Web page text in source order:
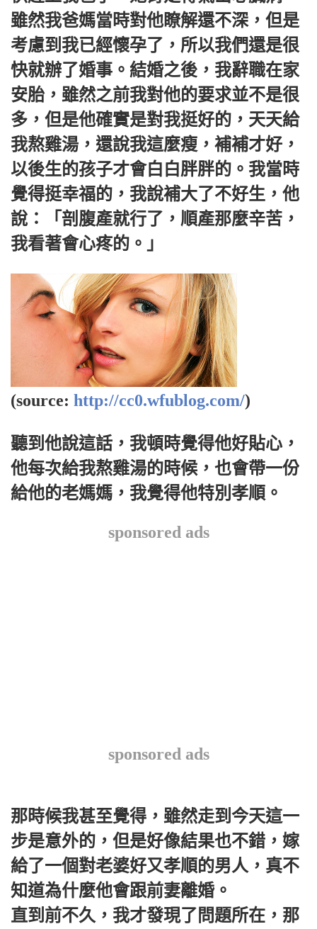
雖然我爸媽當時對他瞭解還不深，但是
考慮到我已經懷孕了，所以我們還是很
快就辦了婚事。結婚之後，我辭職在家
安胎，雖然之前我對他的要求並不是很
多，但是他確實是對我挺好的，天天給
我熬雞湯，還說我這麼瘦，補補才好，
以後生的孩子才會白白胖胖的。我當時
覺得挺幸福的，我說補大了不好生，他
說：「剖腹產就行了，順產那麼辛苦，
我看著會心疼的。」
(source: http://cc0.wfublog.com/)
聽到他說這話，我頓時覺得他好貼心，
他每次給我熬雞湯的時候，也會帶一份
給他的老媽媽，我覺得他特別孝順。
sponsored ads
sponsored ads
那時候我甚至覺得，雖然走到今天這一
步是意外的，但是好像結果也不錯，嫁
給了一個對老婆好又孝順的男人，真不
知道為什麼他會跟前妻離婚。
直到前不久，我才發現了問題所在，那